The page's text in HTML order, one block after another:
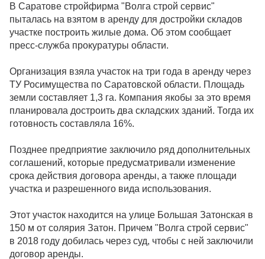
В Саратове стройфирма "Волга строй сервис"
пыталась на взятом в аренду для достройки складов
участке построить жилые дома. Об этом сообщает
пресс-служба прокуратуры области.
Организация взяла участок на три года в аренду через
ТУ Росимущества по Саратовской области. Площадь
земли составляет 1,3 га. Компания якобы за это время
планировала достроить два складских зданий. Тогда их
готовность составляла 16%.
Позднее предприятие заключило ряд дополнительных
соглашений, которые предусматривали изменение
срока действия договора аренды, а также площади
участка и разрешенного вида использования.
Этот участок находится на улице Большая Затонская в
150 м от солярия Затон. Причем "Волга строй сервис"
в 2018 году добилась через суд, чтобы с ней заключили
договор аренды.